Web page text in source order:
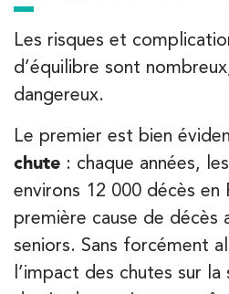
Les risques et
d’équilibre sont
dangereux.
Le premier est bien
chute : chaque années,
environs 12 000 décès
première cause de décès
seniors. Sans forcément
l’impact des chutes sur
PRENEZ RDV SUR
IK Vanves – 92
5 Rue Monge 92170
5 Rue Monge 92170
01 46 44 33 92
PRENEZ RDV SUR
PRENEZ RDV SUR